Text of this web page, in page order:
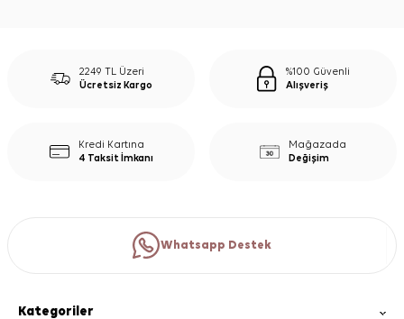
2249 TL Üzeri
Ücretsiz Kargo
%100 Güvenli
Alışveriş
Kredi Kartına
4 Taksit İmkanı
Mağazada
Değişim
Whatsapp Destek
Kategoriler